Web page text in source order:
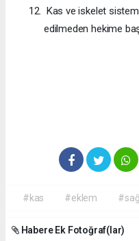
Kas ve iskelet
edilmeden hekime
#kas #eklem
Habere Ek Fotoğraf(lar)